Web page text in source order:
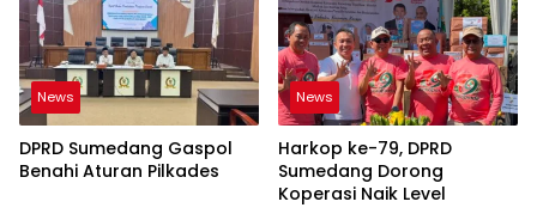
News
DPRD Sumedang Gaspol
Benahi Aturan Pilkades
News
Harkop ke-79, DPRD
Sumedang Dorong
Koperasi Naik Level